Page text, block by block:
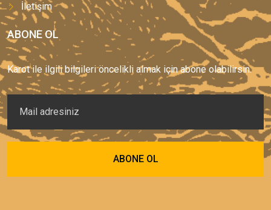
İletişim
ABONE OL
Karot ile ilgili bilgileri öncelikli almak için abone olabilirsin.